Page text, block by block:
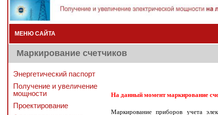
МЕНЮ САЙТА
Маркирование счетчиков
Энергетический паспорт
Получение и увеличение
мощности
Проектирование
На данный момент маркирование
Маркирование приборов учета